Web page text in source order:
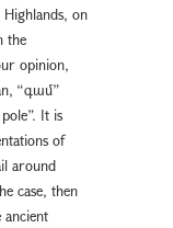
on
the
opinion,
“գամ”
It is
of
around
case, then
ancient